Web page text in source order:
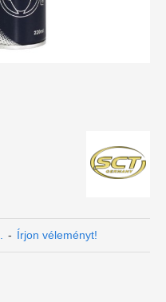
- Írjon véleményt!